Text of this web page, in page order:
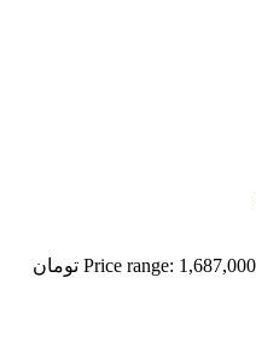
Price range: 1,687,000 تومان